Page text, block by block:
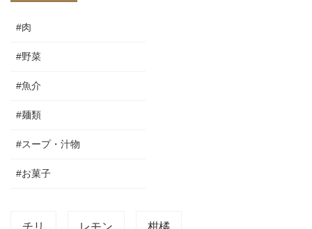
#肉
#野菜
#魚介
#麺類
#スープ・汁物
#お菓子
チリ レモン 柑橘